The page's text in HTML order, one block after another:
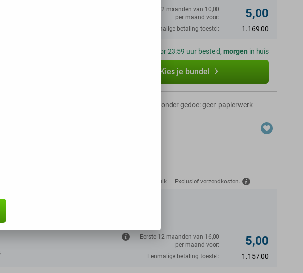
Eerste 12 maanden van 10,00
per maand voor:
5,00
Eenmalige betaling toestel: 1.169,00
Voor 23:59 uur besteld, morgen in huis
Kies je bundel
Abonnement zonder gedoe: geen papierwerk
Gratis verzekerd tegen misbruik Exclusief verzendkosten.
netwerk van KPN
Eerste 12 maanden van 16,00
per maand voor:
5,00
Eenmalige betaling toestel: 1.157,00